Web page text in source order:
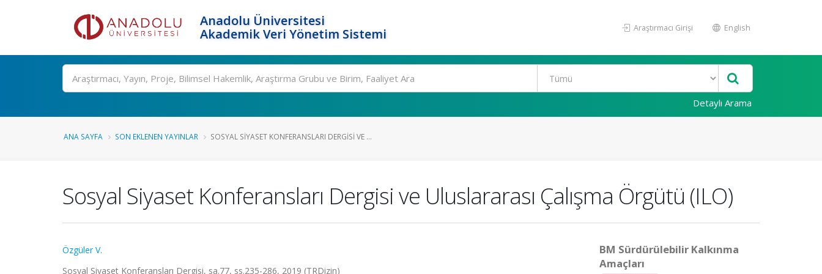
Anadolu Üniversitesi
Akademik Veri Yönetim Sistemi
Araştırmacı Girişi English
Ara
Detaylı Arama
ANA SAYFA SON EKLENEN YAYINLAR SOSYAL SIYASET KONFERANSLARI DERGISI VE ...
Sosyal Siyaset Konferansları Dergisi ve Uluslararası Çalışma Örgütü (ILO)
Özgüler V.
Sosyal Siyaset Konferansları Dergisi, sa.77, ss.235-286, 2019 (TRDizin)
BM Sürdürülebilir Kalkınma
Amaçları